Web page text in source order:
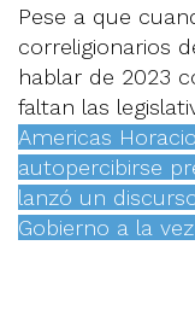
Pese a que
correligionarios
hablar de 2023
faltan las
Americas
autopercibirse
lanzó un
Gobierno a la